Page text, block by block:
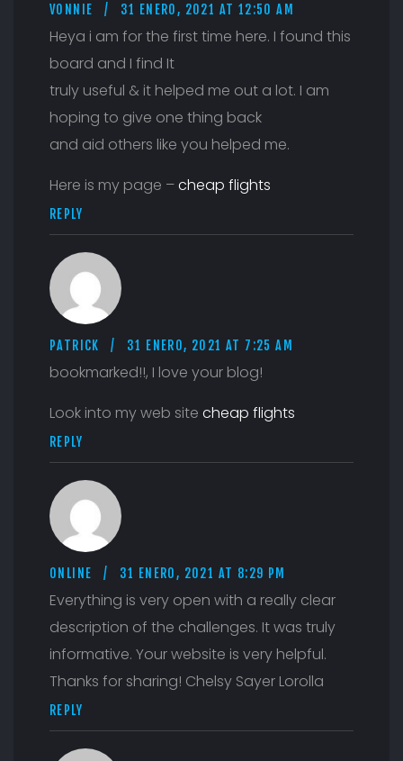
VONNIE 31 ENERO, 2021 AT 12:50 AM
Heya i am for the first time here. I found this
board and I find It
truly useful & it helped me out a lot. I am
hoping to give one thing back
and aid others like you helped me.
Here is my page –cheap flights
REPLY
PATRICK 31 ENERO, 2021 AT 7:25 AM
bookmarked!!, I love your blog!
Look into my web site cheap flights
REPLY
ONLINE 31 ENERO, 2021 AT 8:29 PM
Everything is very open with a really clear
description of the challenges. It was truly
informative. Your website is very helpful.
Thanks for sharing! Chelsy Sayer Lorolla
REPLY